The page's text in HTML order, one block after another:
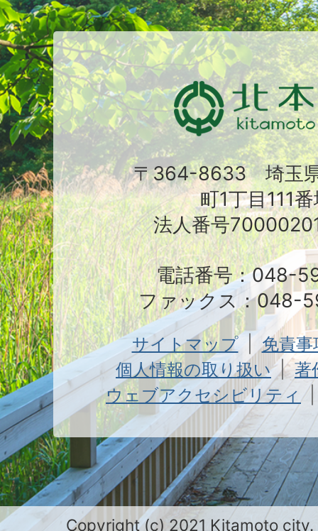
〒364-8633 埼玉
町1丁目111
法人番号
電話番号：048-
ファックス：048-
サイトマップ
免責
個人情報の取り扱い
著
ウェブアクセシビリティ
Copyright (c) 2021 Kitamoto city.